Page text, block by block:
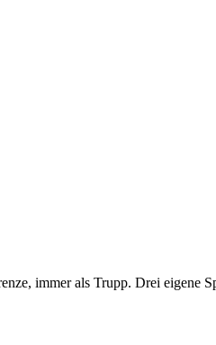
immer als Trupp. Drei eigene